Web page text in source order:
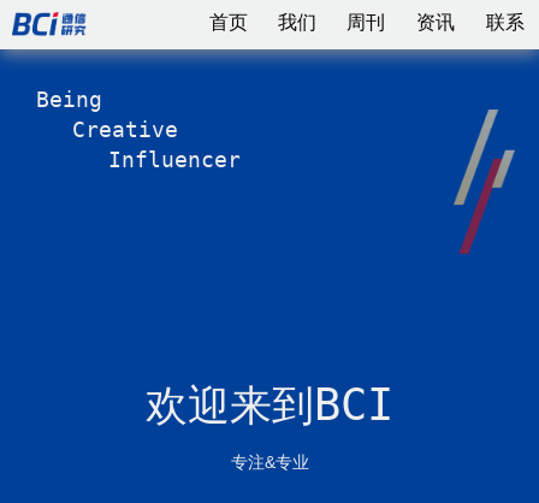
首页 我们 周刊 资讯 联系
Being
Creative
Influencer
欢迎来到 BCI
专注&专业